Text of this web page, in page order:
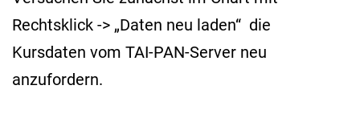
Rechtsklick -> „Daten neu laden“ die
Kursdaten vom TAI-PAN-Server neu
anzufordern.